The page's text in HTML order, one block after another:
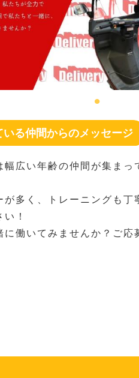
いる仲間からのメッセージ
幅広い年齢の仲間が集まっ
が多く、トレーニングも丁
！
働いてみませんか？ご応